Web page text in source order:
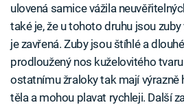
ulovená samice vážila
také je, že u tohoto druhu jsou
je zavřená. Zuby jsou štíhlé a
prodloužený nos kuželovitého
ostatnímu žraloky tak mají
těla a mohou plavat rychleji. Další